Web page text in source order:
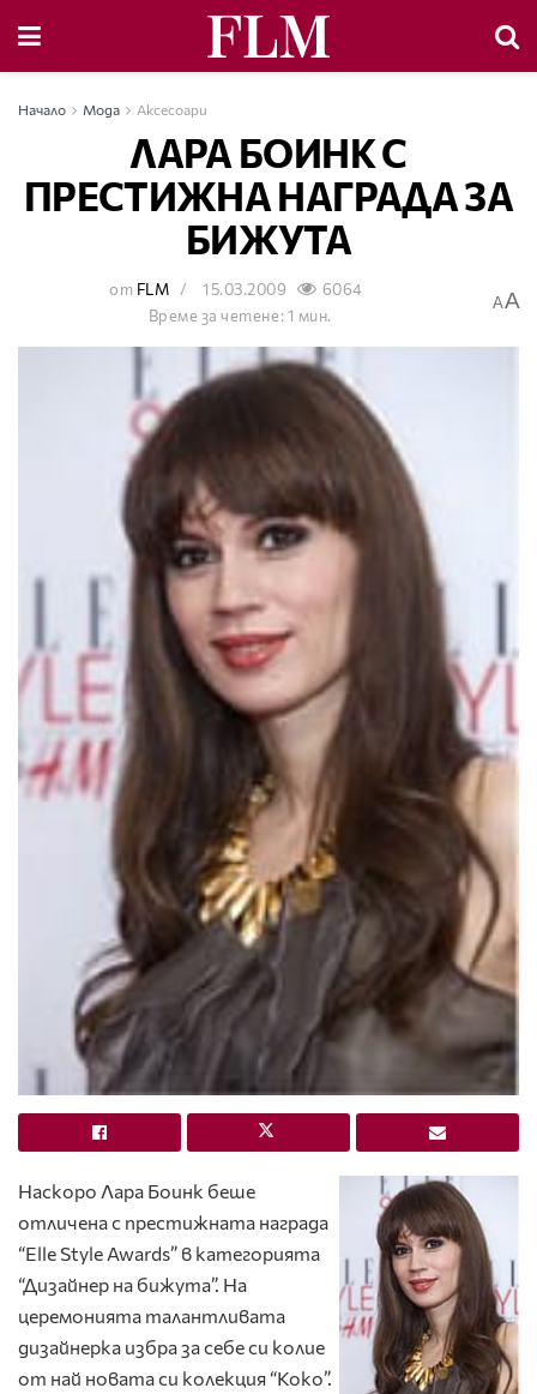
Начало Мода Аксесоари
ЛАРА БОИНК С
ПРЕСТИЖНА НАГРАДА ЗА
БИЖУТА
от FLM 15.03.2009
6064
Време за четене: 1 мин.
AA
Наскоро Лара Боинк беше
отличена с престижната награда
“Elle Style Awards” в категорията
“Дизайнер на бижута”. На
церемонията талантливата
дизайнерка избра за себе си колие
от най новата си колекция “Коко”.